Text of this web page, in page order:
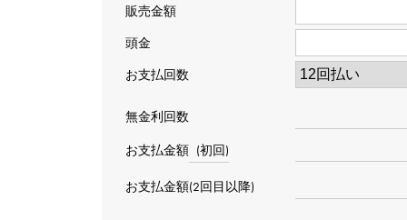
販売金額
頭金
お支払回数
無金利回数
お支払金額 (初回)
お支払金額(2回目以降)